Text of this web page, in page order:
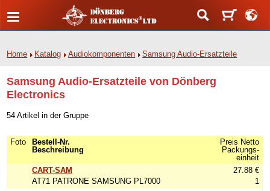
Home Katalog Audiokomponenten Samsung Audio-Ersatzteile
Samsung Audio-Ersatzteile von Dönberg
Electronics
54 Artikel in der Gruppe
Foto
Bestell-Nr.
Beschreibung
Preis Netto
Packungs-
einheit
CART-SAM
AT71 PATRONE SAMSUNG PL7000
27.88 €
1